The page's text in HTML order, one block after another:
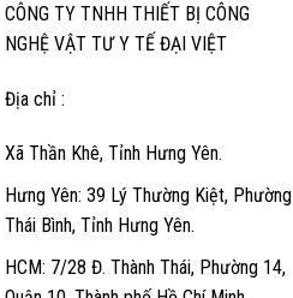
CÔNG TY TNHH THIẾT BỊ CÔNG
NGHỆ VẬT TƯ Y TẾ ĐẠI VIỆT
Địa chỉ :
Xã Thần Khê, Tỉnh Hưng Yên.
Hưng Yên: 39 Lý Thường Kiệt, Phường
Thái Bình, Tỉnh Hưng Yên.
HCM: 7/28 Đ. Thành Thái, Phường 14,